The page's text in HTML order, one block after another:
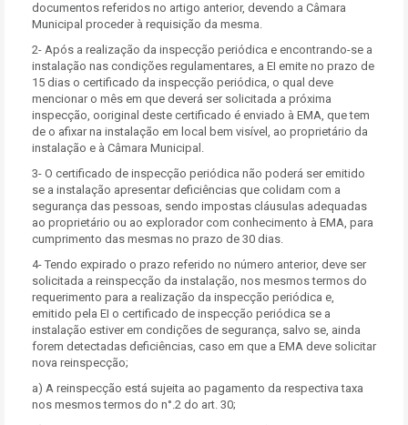
documentos referidos no artigo anterior, devendo a Câmara
Municipal proceder à requisição da mesma.
2- Após a realização da inspecção periódica e encontrando-se a
instalação nas condições regulamentares, a EI emite no prazo de
15 dias o certificado da inspecção periódica, o qual deve
mencionar o mês em que deverá ser solicitada a próxima
inspecção, ooriginal deste certificado é enviado à EMA, que tem
de o afixar na instalação em local bem visível, ao proprietário da
instalação e à Câmara Municipal.
3- O certificado de inspecção periódica não poderá ser emitido
se a instalação apresentar deficiências que colidam com a
segurança das pessoas, sendo impostas cláusulas adequadas
ao proprietário ou ao explorador com conhecimento à EMA, para
cumprimento das mesmas no prazo de 30 dias.
4- Tendo expirado o prazo referido no número anterior, deve ser
solicitada a reinspecção da instalação, nos mesmos termos do
requerimento para a realização da inspecção periódica e,
emitido pela EI o certificado de inspecção periódica se a
instalação estiver em condições de segurança, salvo se, ainda
forem detectadas deficiências, caso em que a EMA deve solicitar
nova reinspecção;
a) A reinspecção está sujeita ao pagamento da respectiva taxa
nos mesmos termos do n°.2 do art. 30;